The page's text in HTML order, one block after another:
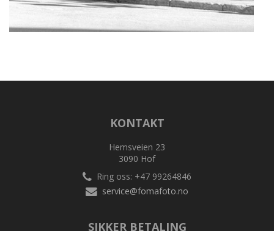
KONTAKT
Hemsveien 23
3090 Hof
Ring oss: +47 99264846
service@fomafoto.no
SIKKER BETALING